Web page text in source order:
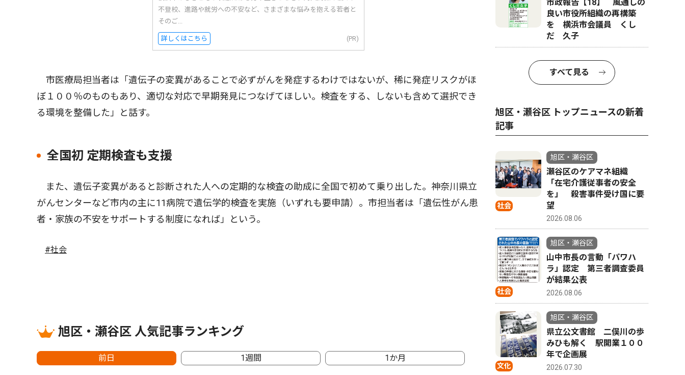
不登校、進路や就労への不安など、さまざまな悩みを抱える若者と
そのご...
詳しくはこちら (PR)
市医療局担当者は「遺伝子の変異があることで必ずがんを発症するわけではないが、稀に発症リスクがほ
ぼ１００％のものもあり、適切な対応で早期発見につなげてほしい。検査をする、しないも含めて選択でき
る環境を整備した」と話す。
全国初 定期検査も支援
また、遺伝子変異があると診断された人への定期的な検査の助成に全国で初めて乗り出した。神奈川県立
がんセンターなど市内の主に11病院で遺伝学的検査を実施（いずれも要申請）。市担当者は「遺伝性がん患
者・家族の不安をサポートする制度になれば」という。
#社会
旭区・瀬谷区 人気記事ランキング
前日 1週間 1か月
市政報告【18】 風通しの
良い市役所組織の再構築
を 横浜市会議員 くし
だ 久子
すべて見る
旭区・瀬谷区 トップニュースの新着
記事
社会
旭区・瀬谷区
瀬谷区のケアマネ組織
「在宅介護従事者の安全
を」 殺害事件受け国に要
望
2026.08.06
社会
旭区・瀬谷区
山中市長の言動「パワハ
ラ」認定 第三者調査委員
が結果公表
2026.08.06
文化
旭区・瀬谷区
県立公文書館 二俣川の歩
みひも解く 駅開業１００
年で企画展
2026.07.30